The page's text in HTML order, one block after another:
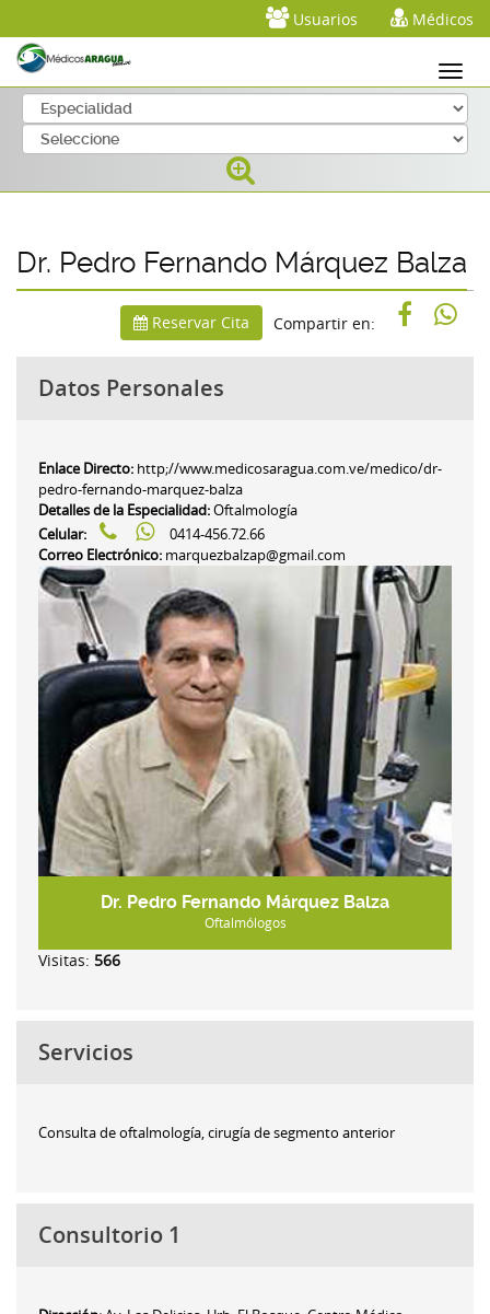
Médicos
Usuarios
Dr. Pedro Fernando Márquez Balza
Compartir en:
Reservar Cita
Datos Personales
Enlace Directo: http;//www.medicosaragua.com.ve/medico/dr-
pedro-fernando-marquez-balza
Detalles de la Especialidad:Oftalmología
Celular:
0414-456.72.66
Correo Electrónico: marquezbalzap@gmail.com
Dr. Pedro Fernando Márquez Balza
Oftalmólogos
Visitas: 566
Servicios
Consulta de oftalmología, cirugía de segmento anterior
Consultorio 1